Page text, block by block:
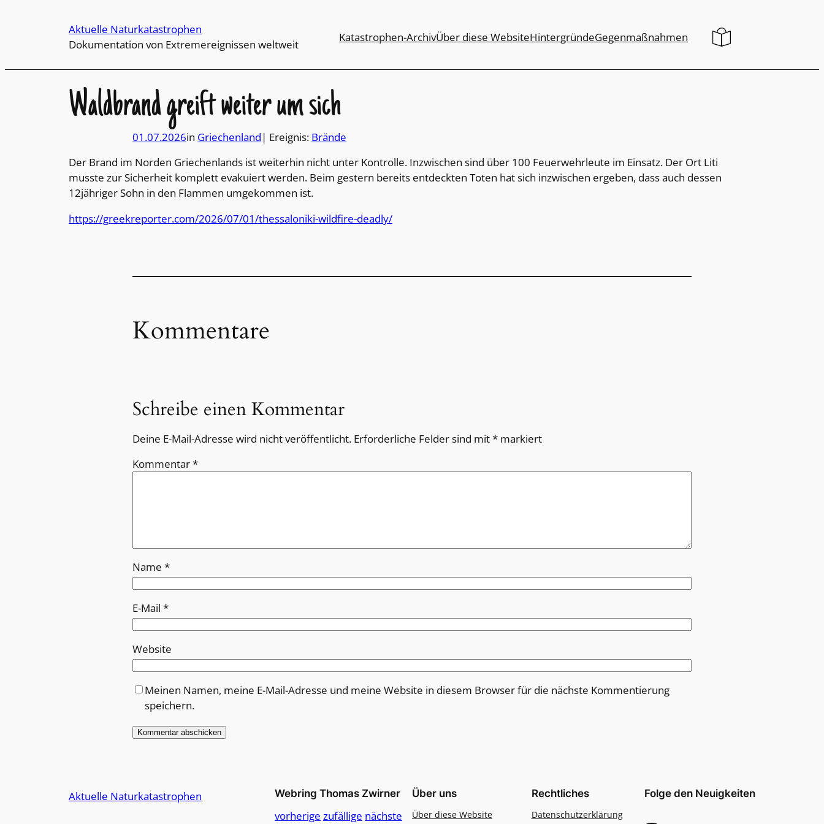
Aktuelle Naturkatastrophen
Dokumentation von Extremereignissen weltweit
Katastrophen-ArchivÜber diese WebsiteHintergründeGegenmaßnahmen
Waldbrand greift weiter um sich
01.07.2026in Griechenland | Ereignis: Brände
Der Brand im Norden Griechenlands ist weiterhin nicht unter Kontrolle. Inzwischen sind über 100 Feuerwehrleute im Einsatz. Der Ort Liti
musste zur Sicherheit komplett evakuiert werden. Beim gestern bereits entdeckten Toten hat sich inzwischen ergeben, dass auch dessen
12jähriger Sohn in den Flammen umgekommen ist.
https://greekreporter.com/2026/07/01/thessaloniki-wildfire-deadly/
Kommentare
Schreibe einen Kommentar
Deine E-Mail-Adresse wird nicht veröffentlicht. Erforderliche Felder sind mit* markiert
Kommentar*
Name *
E-Mail *
Website
Meinen Namen, meine E-Mail-Adresse und meine Website in diesem Browser für die nächste Kommentierung
speichern.
Aktuelle Naturkatastrophen Webring Thomas Zwirner
vorherige zufällige nächste
Über uns
Über diese Website
Rechtliches
Datenschutzerklärung
Folge den Neuigkeiten